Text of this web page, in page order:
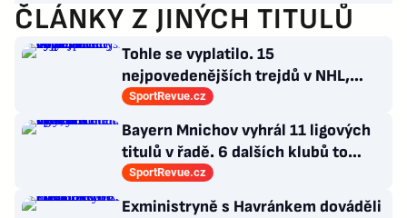
ČLÁNKY Z JINÝCH TITULŮ
Tohle se vyplatilo. 15
nejpovedenějších trejdů v NHL,
které byly upečeny na poslední
SportRevue.cz
Bayern Mnichov vyhrál 11 ligových
titulů v řadě. 6 dalších klubů to
zvládlo také, některé i víckrát
SportRevue.cz
Exministryně s Havránkem dováděli